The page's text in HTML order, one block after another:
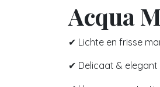
Acqua
✔ Lichte en frisse
✔ Delicaat & elegant